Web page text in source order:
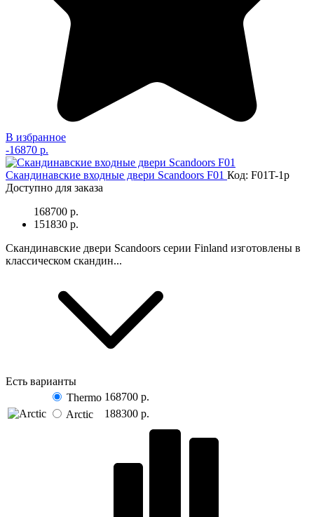
В избранное
-16870 р.
Скандинавские входные двери Scandoors F01 Код: F01T-1p
Доступно для заказа
168700 р.
151830 р.
Скандинавские двери Scandoors серии Finland изготовлены в
классическом скандин...
Есть варианты
Thermo 168700 р.
Arctic
188300 р.